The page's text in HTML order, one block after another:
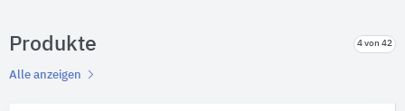
Produkte 4 von 42
Alle anzeigen